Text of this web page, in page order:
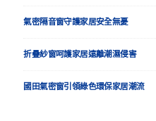
氣密隔音窗守護家居安全無憂
折疊紗窗呵護家居遠離潮濕侵害
國田氣密窗引領綠色環保家居潮流